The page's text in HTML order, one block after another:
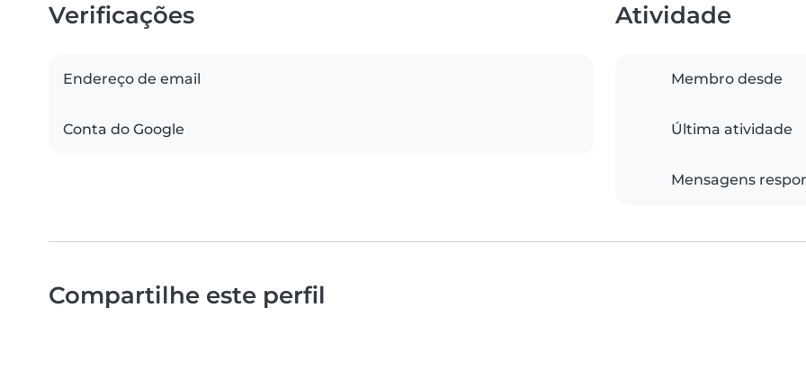
Verificações
Endereço de email
Conta do Google
Atividade
Membro desde
Última atividade
Mensagens
Compartilhe este perfil